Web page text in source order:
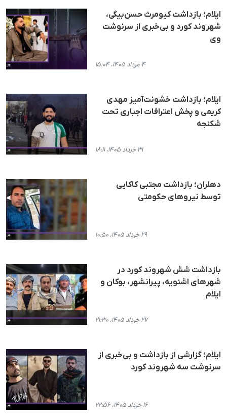
ایلام؛ بازداشت کیومرث حسن‌بیگی،
شهروند کورد و بی‌خبری از سرنوشت
وی
۴ مرداد ۱۴۰۵، ۱۵:۰۴
ایلام؛ بازداشت خشونت‌آمیز مهدی
کریمی و پخش اعترافات اجباری تحت
شکنجه
۳۱ خرداد ۱۴۰۵، ۱۸:۱۱
دهلران؛ بازداشت مجتبی کاکایی
توسط نیروهای حکومتی
۲۹ خرداد ۱۴۰۵، ۱۰:۵۰
بازداشت شش شهروند کورد در
شهرهای اشنویه، پیرانشهر، بوکان و
ایلام
۲۷ خرداد ۱۴۰۵، ۲۱:۳۰
ایلام؛ گزارشی از بازداشت و بی‌خبری از
سرنوشت سه شهروند کورد
۱۶ خرداد ۱۴۰۵، ۲۲:۵۶